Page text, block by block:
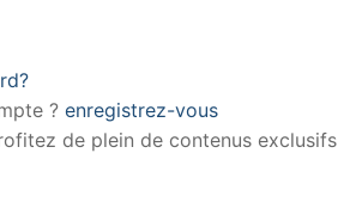
? enregistrez-vous
de plein de contenus exclusifs